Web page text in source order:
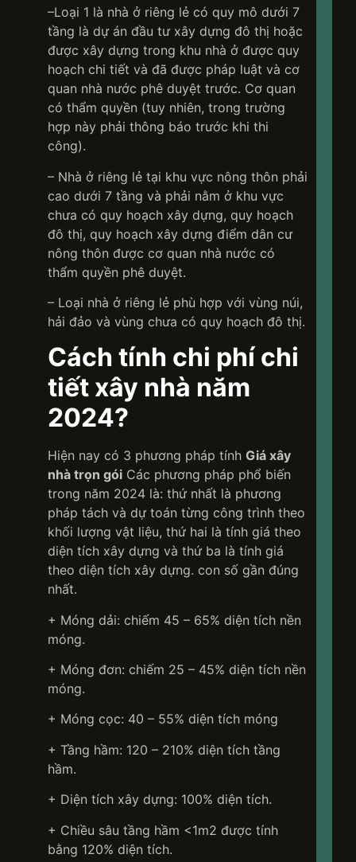
–Loại 1 là nhà ở riêng lẻ có quy mô dưới 7
tầng là dự án đầu tư xây dựng đô thị hoặc
được xây dựng trong khu nhà ở được quy
hoạch chi tiết và đã được pháp luật và cơ
quan nhà nước phê duyệt trước. Cơ quan
có thẩm quyền (tuy nhiên, trong trường
hợp này phải thông báo trước khi thi
công).
– Nhà ở riêng lẻ tại khu vực nông thôn phải
cao dưới 7 tầng và phải nằm ở khu vực
chưa có quy hoạch xây dựng, quy hoạch
đô thị, quy hoạch xây dựng điểm dân cư
nông thôn được cơ quan nhà nước có
thẩm quyền phê duyệt.
– Loại nhà ở riêng lẻ phù hợp với vùng núi,
hải đảo và vùng chưa có quy hoạch đô thị.
Cách tính chi phí chi
tiết xây nhà năm
2024?
Hiện nay có 3 phương pháp tính Giá xây
nhà trọn gói Các phương pháp phổ biến
trong năm 2024 là: thứ nhất là phương
pháp tách và dự toán từng công trình theo
khối lượng vật liệu, thứ hai là tính giá theo
diện tích xây dựng và thứ ba là tính giá
theo diện tích xây dựng. con số gần đúng
nhất.
+ Móng dải: chiếm 45 – 65% diện tích nền
móng.
+ Móng đơn: chiếm 25 – 45% diện tích nền
móng.
+ Móng cọc: 40 – 55% diện tích móng
+ Tầng hầm: 120 – 210% diện tích tầng
hầm.
+ Diện tích xây dựng: 100% diện tích.
+ Chiều sâu tầng hầm <1m2 được tính
bằng 120% diện tích.